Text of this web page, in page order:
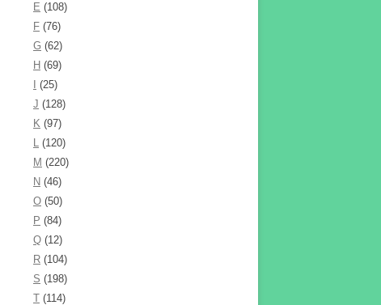
E (108)
F (76)
G (62)
H (69)
(25)
J (128)
K (97)
L (120)
M (220)
N (46)
O (50)
P (84)
Q (12)
R (104)
S (198)
T (114)